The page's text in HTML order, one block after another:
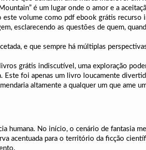
é um lugar onde o amor e a
volume como pdf ebook grátis recurso
esclarecendo as questões de quem,
e que sempre há múltiplas
grátis indiscutível, uma exploração
foi apenas um livro loucamente
altamente a qualquer um que ame
humana. No início, o cenário de fantasia
acentuada para o território da ficção